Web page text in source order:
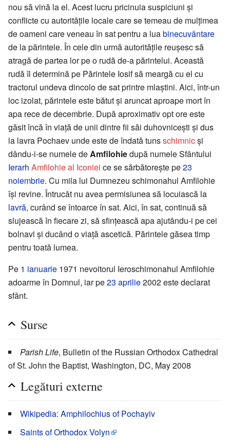
nou să vină la el. Acest lucru pricinuia suspiciuni și
conflicte cu autoritățile locale care se temeau de mulțimea
de oameni care veneau în sat pentru a luabinecuvântare
de la părintele. În cele din urmă autoritățile reușesc să
atragă de partea lor pe o rudă de-a părintelui. Această
rudă îl determină pe Părintele Iosif să meargă cu el cu
tractorul undeva dincolo de sat printre mlaștini. Aici, într-un
loc izolat, părintele este bătut și aruncat aproape mort în
apa rece de decembrie. După aproximativ opt ore este
găsit încă în viață de unii dintre fii săi duhovnicești și dus
la lavra Pochaev unde este de îndată tunsschimnicși
dându-i-se numele de Amfilohiedupă numele Sfântului
Ierarh Amfilohie al Iconiei ce se sărbătorește pe23
noiembrie. Cu mila lui Dumnezeu schimonahul Amfilohie
își revine. Întrucât nu avea permisiunea să locuiască la
lavră, curând se întoarce în sat. Aici, în sat, continuă să
slujească în fiecare zi, să sfințească apa ajutându-i pe cei
bolnavi și ducând o viață ascetică. Părintele găsea timp
pentru toată lumea.
Pe 1 ianuarie 1971 nevoitorul Ieroschimonahul Amfilohie
adoarme în Domnul, iar pe23 aprilie2002 este declarat
sfânt.
Surse
Parish Life, Bulletin of the Russian Orthodox Cathedral
of St. John the Baptist, Washington, DC, May 2008
Legături externe
Wikipedia: Amphilochius of Pochayiv
Saints of Orthodox Volyn